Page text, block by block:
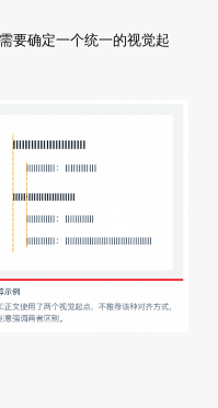
要确定一个统一的视觉起